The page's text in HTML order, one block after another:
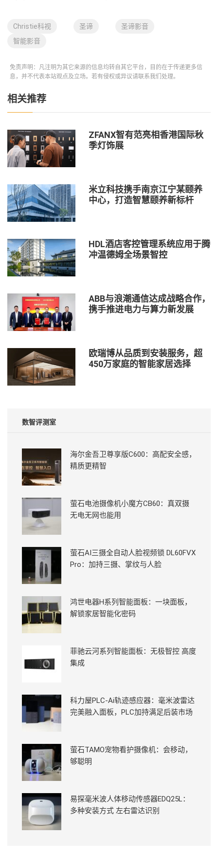
Christie科视 圣谛
圣谛影音
智能影音
免责声明：凡注明为其它来源的信息均转自其它平台，目的在于传递更多信
息，并不代表本站观点及立场。若有侵权或异议请联系我们处理。
相关推荐
ZFANX智有范亮相香港国际秋
季灯饰展
米立科技携手南京江宁某颐养
中心，打造智慧颐养新标杆
HDL酒店客控管理系统应用于腾
冲温德姆全场景智控
ABB与浪潮通信达成战略合作，
携手推进电力与算力新发展
欧瑞博从品质到安装服务，超
450万家庭的智能家居选择
数智评测室
海尔金吾卫尊享版C600：高配安全感，
精质更精智
萤石电池摄像机小魔方CB60：真双摄
无电无网也能用
萤石AI三摄全自动人脸视频锁 DL60FVX
Pro：加持三摄、掌纹与人脸
鸿世电器H系列智能面板：一块面板，
解锁家居智能化密码
菲驰云河系列智能面板：无极智控 高度
集成
科力屋PLC-Ai轨迹感应器：毫米波雷达
完美融入面板，PLC加持满足后装市场
萤石TAMO宠物看护摄像机：会移动，
够聪明
易探毫米波人体移动传感器EDQ25L：
多种安装方式 左右雷达识别